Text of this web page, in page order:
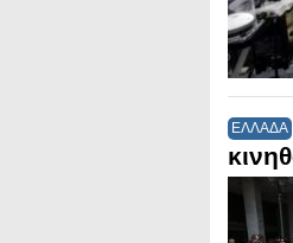
ΕΛΛΑΔΑ